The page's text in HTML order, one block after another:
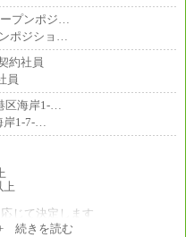
ープンポジ…
ポジショ…
約社員
員
区海岸1-…
岸1-7-…
上
じて決定します
変更はございません
続きを読む